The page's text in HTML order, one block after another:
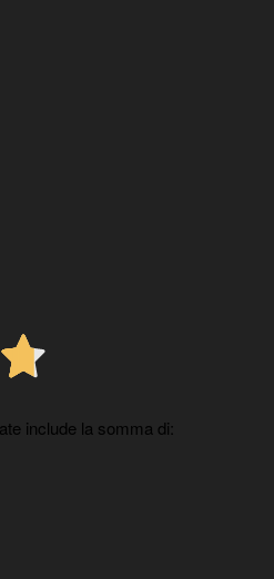
include la somma di: